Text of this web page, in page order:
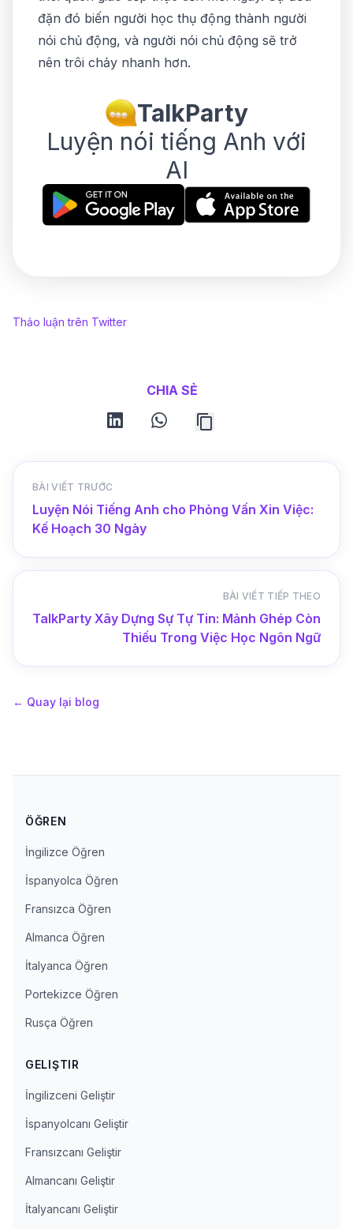
đặn đó biến người học thụ động thành người
nói chủ động, và người nói chủ động sẽ trở
nên trôi chảy nhanh hơn.
TalkParty
Luyện nói tiếng Anh với
AI
Thảo luận trên Twitter
CHIA SẺ
linkedin whatsapp
BÀI VIẾT TRƯỚC
Luyện Nói Tiếng Anh cho Phỏng Vấn Xin Việc:
Kế Hoạch 30 Ngày
BÀI VIẾT TIẾP THEO
TalkParty Xây Dựng Sự Tự Tin: Mảnh Ghép Còn
Thiếu Trong Việc Học Ngôn Ngữ
← Quay lại blog
ÖĞREN
İngilizce Öğren
İspanyolca Öğren
Fransızca Öğren
Almanca Öğren
İtalyanca Öğren
Portekizce Öğren
Rusça Öğren
GELIŞTIR
İngilizceni Geliştir
İspanyolcanı Geliştir
Fransızcanı Geliştir
Almancanı Geliştir
İtalyancanı Geliştir